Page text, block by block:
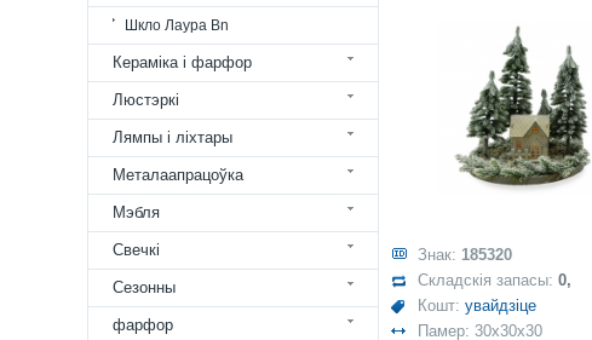
Шкло Лаура Bn
Кераміка і фарфор
Люстэркі
Лямпы і ліхтары
Металаапрацоўка
Мэбля
Свечкі
Сезонны
фарфор
Знак: 185320
Складскія запасы: 0,
Кошт: увайдзіце
Памер: 30x30x30